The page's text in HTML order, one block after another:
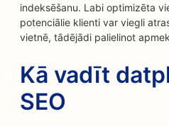
indeksēšanu. Labi optimizēta
potenciālie klienti var viegli
vietnē, tādējādi palielinot
Kā vadīt
SEO